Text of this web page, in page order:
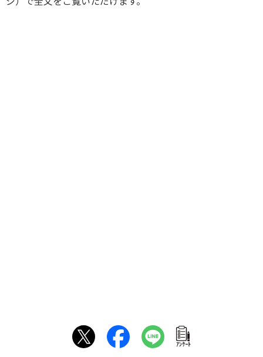
ｱﾝｹｰﾄ